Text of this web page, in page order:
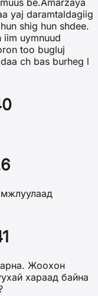
be.Amarzaya
yaj daramtaldagiig
shig hun shdee.
iim uymnuud
too bugluj
ch bas burheg l
Жоохон
хараад байна